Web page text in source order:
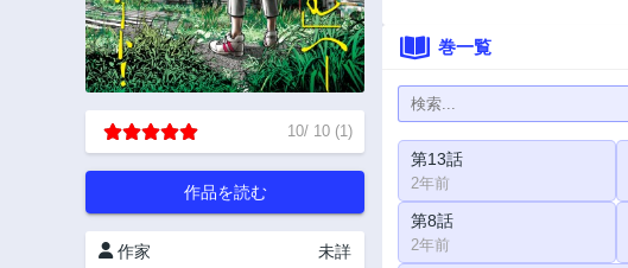
10/ 10 (1 )
作品を読む
作家 未詳
巻一覧
第13話
2年前
第8話
2年前